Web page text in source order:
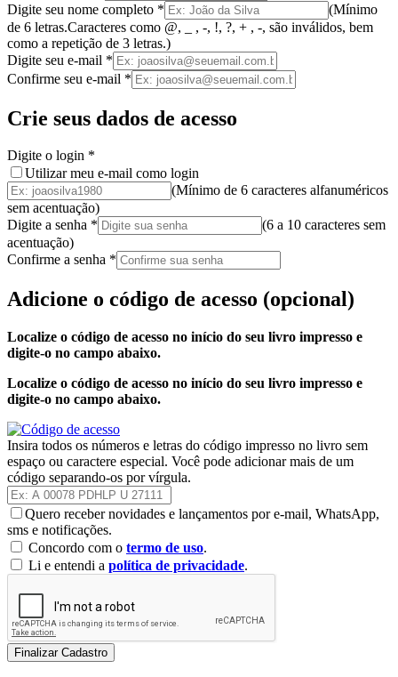
Digite seu nome completo * (Mínimo
de 6 letras.Caracteres como @, _ , -, !, ?, + , -, são inválidos, bem
como a repetição de 3 letras.)
Digite seu e-mail *
Confirme seu e-mail *
Crie seus dados de acesso
Digite o login *
Utilizar meu e-mail como login
(Mínimo de 6 caracteres alfanuméricos
sem acentuação)
Digite a senha * (6 a 10 caracteres sem
acentuação)
Confirme a senha *
Adicione o código de acesso (opcional)
Localize o código de acesso no início do seu livro impresso e
digite-o no campo abaixo.
Localize o código de acesso no início do seu livro impresso e
digite-o no campo abaixo.
Insira todos os números e letras do código impresso no livro sem
espaço ou caractere especial. Você pode adicionar mais de um
código separando-os por vírgula.
Quero receber novidades e lançamentos por e-mail, WhatsApp,
sms e notificações.
Concordo com o termo de uso.
Li e entendi a política de privacidade.